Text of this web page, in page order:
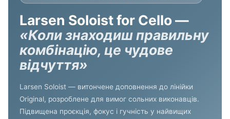
Larsen Soloist for Cello —
«Коли знаходиш правильну
комбінацію, це чудове
відчуття»
Larsen Soloist — витончене доповнення до лінійки
Original, розроблене для вимог сольних виконавців.
Підвищена проєкція, фокус і гучність у найвищих